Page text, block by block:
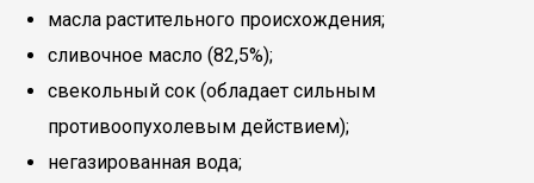
масла растительного происхождения;
сливочное масло (82,5%);
свекольный сок (обладает сильным
противоопухолевым действием);
негазированная вода;